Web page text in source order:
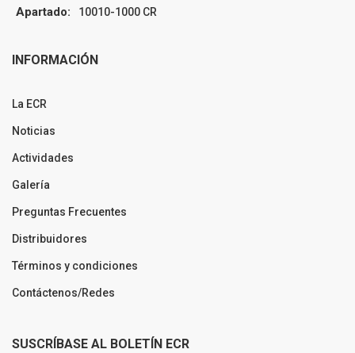
Apartado: 10010-1000 CR
INFORMACIÓN
La ECR
Noticias
Actividades
Galería
Preguntas Frecuentes
Distribuidores
Términos y condiciones
Contáctenos/Redes
SUSCRÍBASE AL BOLETÍN ECR